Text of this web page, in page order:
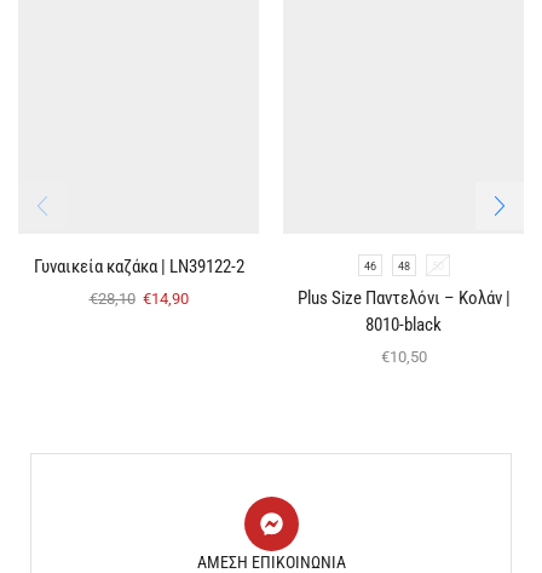
Γυναικεία καζάκα | LN39122-2
€28,10 €14,90
46 48 50
Plus Size Παντελόνι – Κολάν |
8010-black
€10,50
ΑΜΕΣΗ ΕΠΙΚΟΙΝΩΝΙΑ